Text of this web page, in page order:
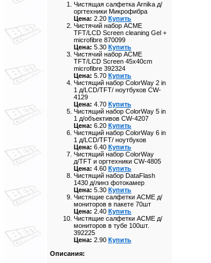
Чистящая салфетка Arnika д/
оргтехники Микрофибра
Цена: 2.20 Купить
Чистячий набор ACME
TFT/LCD Screen cleaning Gel +
microfibre 870099
Цена: 5.30 Купить
Чистячий набор ACME
TFT/LCD Screen 45x40cm
microfibre 392324
Цена: 5.70 Купить
Чистящий набор ColorWay 2 in
1 д/LCD/TFT/ ноутбуков CW-
4129
Цена: 4.70 Купить
Чистящий набор ColorWay 5 in
1 д/объективов CW-4207
Цена: 6.20 Купить
Чистящий набор ColorWay 6 in
1 д/LCD/TFT/ ноутбуков
Цена: 6.40 Купить
Чистящий набор ColorWay
д/TFT и оргтехники CW-4805
Цена: 4.60 Купить
Чистящий набор DataFlash
1430 д/линз фотокамер
Цена: 5.30 Купить
Чистящие салфетки ACME д/
мониторов в пакете 70шт
Цена: 2.40 Купить
Чистящие салфетки ACME д/
мониторов в тубе 100шт.
392225
Цена: 2.90 Купить
Описания: